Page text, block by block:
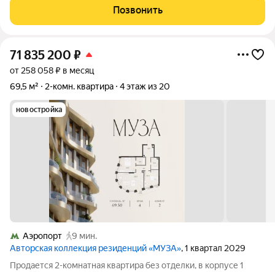
дома -Один собственник -Общая площадь 31.2 кв. м, жилая 19.1
кв. м, кухня
Позвонить
71 835 200 ₽
от 258 058 ₽ в месяц
69,5 м²
2-комн. квартира 4 этаж из 20
новостройка
Аэропорт
9 мин.
Авторская коллекция резиденций «МУЗА», 1 квартал 2029
Продается 2-комнатная квартира без отделки, в корпусе 1